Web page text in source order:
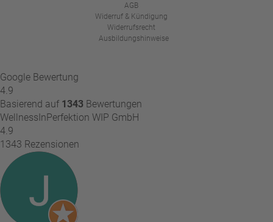
AGB
Widerruf & Kündigung
Widerrufsrecht
Ausbildungshinweise
Google Bewertung
4.9
Basierend auf 1343 Bewertungen
WellnessInPerfektion WIP GmbH
4.9
1343 Rezensionen